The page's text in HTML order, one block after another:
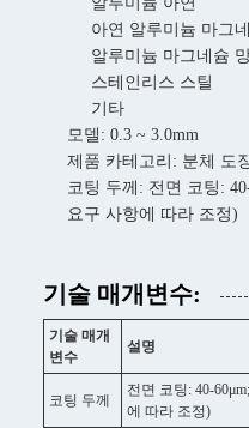
아연 알루미늄 마그
알루미늄 마그네슘
스테인리스 스틸
기타
모델: 0.3 ~ 3.0mm
제품 카테고리: 분체 도
코팅 두께: 전면 코팅:
요구 사항에 따라 조정)
기술 매개변수:
기술 매개
변수
설명
코팅 두께
전면 코팅: 40-
에 따라 조정)